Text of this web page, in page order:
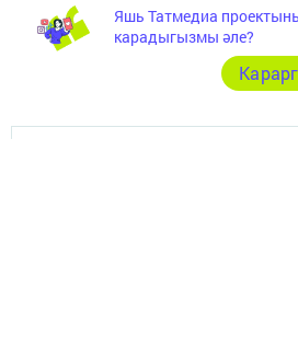
Яшь Татмедиа
карадыгызмы әле?